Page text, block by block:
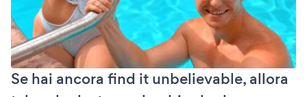
Se hai ancora find it unbelievable, allora